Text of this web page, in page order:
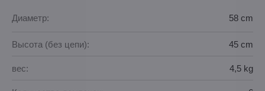
Диаметр: 58 cm
Высота (без цепи): 45 cm
вес: 4,5 kg